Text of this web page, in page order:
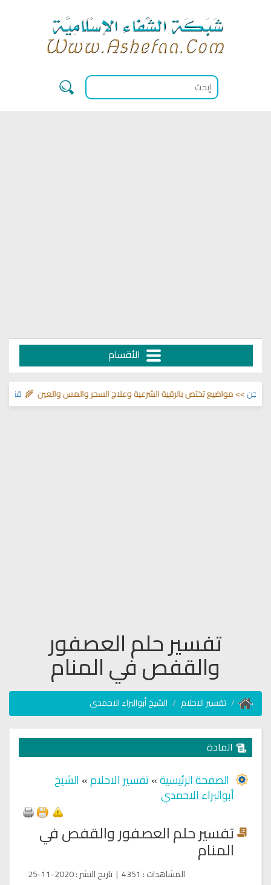
الأقسام
قناة وشفاء>> مواضيع تختص بالرقية الشرعية وعلاج السحر والمس والعين 🌾
تفسير حلم العصفور
والقفص في المنام
تفسير الاحلام الشيخ أبوالبراء الاحمدي
المادة
الصفحة الرئيسية»تفسير الاحلام»الشيخ
أبوالبراء الاحمدي
تفسير حلم العصفور والقفص في
المنام
المشاهدات:
4351
| تاريخ النشر:
2020-11-25